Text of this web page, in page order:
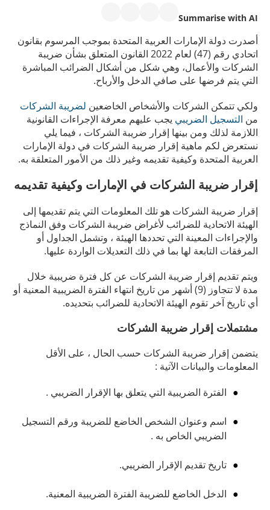
Summarise with AI
أصدرت دولة الإمارات العربية المتحدة بموجب المرسوم بقانون
اتحادي رقم (47) لعام 2022 القانون المتعلق بشأن ضريبة
الشركات والأعمال، وهي شكل من أشكال الضرائب المباشرة
التي يتم فرضها على صافي الدخل والأرباح.
ولكي تتمكن الشركات والأشخاص الخاضعين لضريبة الشركات
من التسجيل الضريبي يجب عليهم معرفة الإجراءات القانونية
اللازمة لذلك ومن بينها إقرار ضريبة الشركات ، فيما يلي
نستعرض لكم ماهية إقرار ضريبة الشركات في دولة الإمارات
العربية المتحدة وكيفية تقديمه وغير ذلك من الأمور المتعلقة به.
إقرار ضريبة الشركات في الإمارات وكيفية تقديمه
إقرار ضريبة الشركات هو تلك المعلومات التي يتم تقديمها إلى
الهيئة الاتحادية للضرائب لأغراض ضريبة الشركات وفق النماذج
والإجراءات المعينة التي تحددها الهيئة ، وتشمل الجداول أو
المرفقات التابعة لها بما في ذلك التعديلات الواردة عليها.
ويتم تقديم إقرار ضريبة الشركات عن كل فترة ضريبية خلال
مدة لا تتجاوز (9) أشهر من تاريخ انتهاء الفترة الضريبية المعنية أو
أي تاريخ آخر تقوم الهيئة الاتحادية للضرائب بتحديده.
مشتملات إقرار ضريبة الشركات
يتضمن إقرار ضريبة الشركات حسب الحال ، على الأقل
المعلومات والبيانات الآتية :
الفترة الضريبية التي يتعلق بها الإقرار الضريبي .
اسم وعنوان الشخص الخاضع للضريبة ورقم التسجيل
الضريبي الخاص به .
تاريخ تقديم الإقرار الضريبي.
الدخل الخاضع للضريبة الفترة الضريبية المعنية.